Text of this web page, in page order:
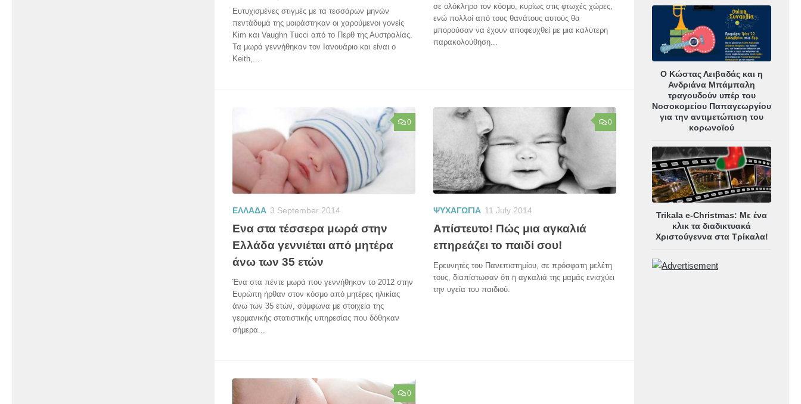
Ευτυχισμένες στιγμές με τα τεσσάρων μηνών
πεντάδυμά της μοιράστηκαν οι χαρούμενοι γονείς
Kim και Vaughn Tucci από το Περθ της Αυστραλίας.
Τα μωρά γεννήθηκαν τον Ιανουάριο και είναι ο
Keith,...
σε ολόκληρο τον κόσμο, κυρίως στις φτωχές χώρες,
ενώ πολλοί από τους θανάτους αυτούς θα
μπορούσαν να έχουν αποφευχθεί με μια καλύτερη
παρακολούθηση...
0
ΕΛΛΑΔΑ 3 September 2014
Ενα στα τέσσερα μωρά στην
Ελλάδα γεννιέται από μητέρα
άνω των 35 ετών
Ένα στα πέντε μωρά που γεννήθηκαν το 2012 στην
Ευρώπη ήρθαν στον κόσμο από μητέρες ηλικίας
άνω των 35 ετών, σύμφωνα με στοιχεία της
γερμανικής στατιστικής υπηρεσίας που δόθηκαν
σήμερα...
0
ΨΥΧΑΓΩΓΙΑ 11 July 2014
Aπίστευτο! Πώς μια αγκαλιά
επηρεάζει το παιδί σου!
Ερευνητές του Πανεπιστημίου, σε πρόσφατη μελέτη
τους, διαπίστωσαν ότι η αγκαλιά της μαμάς ενισχύει
την υγεία του παιδιού.
0
Ο Κώστας Λειβαδάς και η
Ανδριάνα Μπάμπαλη
τραγουδούν υπέρ του
Νοσοκομείου Παπαγεωργίου
για την αντιμετώπιση του
κορωνοϊού
Trikala e-Christmas: Με ένα
κλικ τα διαδικτυακά
Χριστούγεννα στα Τρίκαλα!